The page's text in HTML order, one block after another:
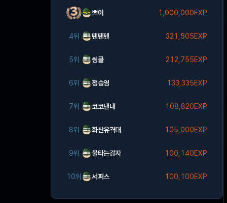
쁘이 1,000,000EXP
4위 텐텐텐 321,505EXP
5위 씽클 212,755EXP
6위 정승영 133,335EXP
7위 코코낸내 108,820EXP
8위 화산유격대 105,000EXP
9위 불타는감자 100,140EXP
10위 서퍼스 100,100EXP